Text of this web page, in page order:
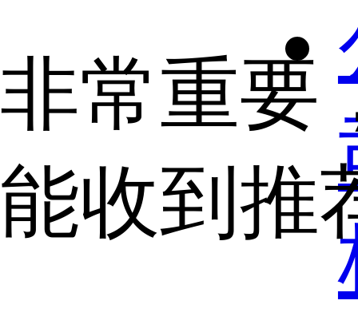
非常重要
能收到推